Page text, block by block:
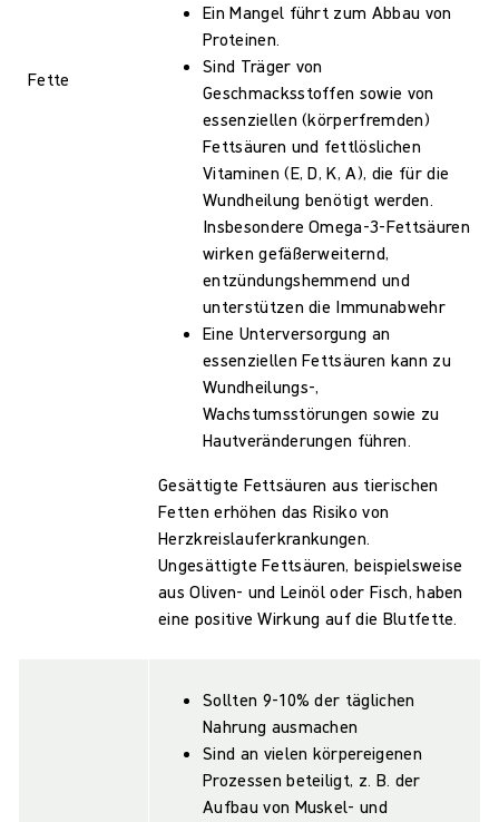
Fette
Ein Mangel führt zum Abbau von
Proteinen.
Sind Träger von
Geschmacksstoffen sowie von
essenziellen (körperfremden)
Fettsäuren und fettlöslichen
Vitaminen (E, D, K, A), die für die
Wundheilung benötigt werden.
Insbesondere Omega-3-Fettsäuren
wirken gefäßerweiternd,
entzündungshemmend und
unterstützen die Immunabwehr
Eine Unterversorgung an
essenziellen Fettsäuren kann zu
Wundheilungs-,
Wachstumsstörungen sowie zu
Hautveränderungen führen.
Gesättigte Fettsäuren aus tierischen
Fetten erhöhen das Risiko von
Herzkreislauferkrankungen.
Ungesättigte Fettsäuren, beispielsweise
aus Oliven- und Leinöl oder Fisch, haben
eine positive Wirkung auf die Blutfette.
Sollten 9-10% der täglichen
Nahrung ausmachen
Sind an vielen körpereigenen
Prozessen beteiligt, z. B. der
Aufbau von Muskel- und